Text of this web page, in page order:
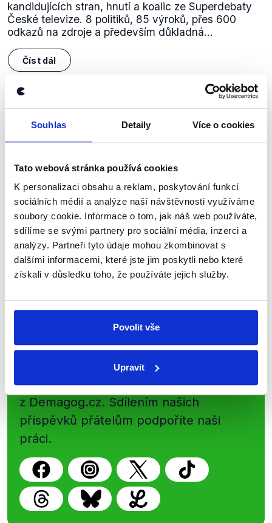
Souhlas Detaily Více o cookies
Tato webová stránka používá cookies
K personalizaci obsahu a reklam, poskytování funkcí
sociálních médií a analýze naší návštěvnosti využíváme
soubory cookie. Informace o tom, jak náš web používáte,
sdílíme se svými partnery pro sociální média, inzerci a
analýzy. Partneři tyto údaje mohou zkombinovat s
dalšími informacemi, které jste jim poskytli nebo které
získali v důsledku toho, že používáte jejich služby.
Povolit vše
Upravit
kandidujících stran, hnutí a koalic ze Superdebaty
České televize. 8 politiků, 85 výroků, přes 600
odkazů na zdroje a především důkladná...
Číst dál
Zůstaňme v kontaktu
Přihlaste se k odběru našeho
newsletteru nebowhatsappového
kanálu, kde pravidelně přinášíme
shrnutí nejzajímavějších článků a analýz.
Začněte nás odebírat, a mějte tak
přehled o tom, jaké dezinformace a
nepravdy se zrovna v Česku šíří.
Sociální sítě
Nenechte si ujít nejnovější události
z Demagog.cz. Sdílením našich
příspěvků přátelům podpoříte naši
práci.